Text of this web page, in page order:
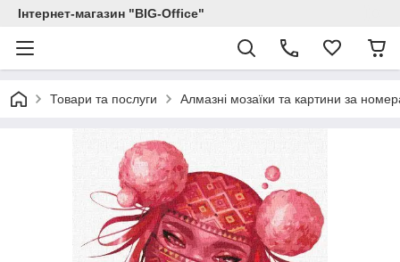
Інтернет-магазин "BIG-Office"
Товари та послуги Алмазні мозаїки та картини за